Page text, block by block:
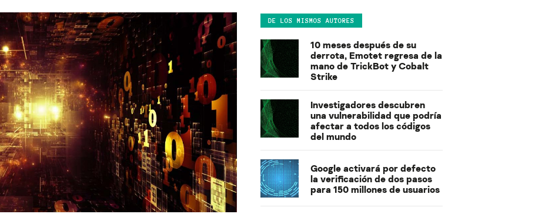
DE LOS MISMOS AUTORES
10 meses después de su
derrota, Emotet regresa de la
mano de TrickBot y Cobalt
Strike
Investigadores descubren
una vulnerabilidad que podría
afectar a todos los códigos
del mundo
Google activará por defecto
la verificación de dos pasos
para 150 millones de usuarios